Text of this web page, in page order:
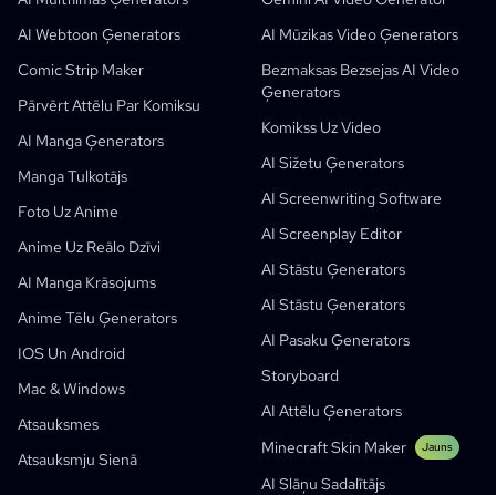
AI Webtoon Ģenerators
Comic Strip Maker
Pārvērt Attēlu Par Komiksu
AI Manga Ģenerators
Manga Tulkotājs
Foto Uz Anime
Anime Uz Reālo Dzīvi
AI Manga Krāsojums
Anime Tēlu Ģenerators
IOS Un Android
Mac & Windows
Atsauksmes
Atsauksmju Sienā
AI Mūzikas Video Ģenerators
Bezmaksas Bezsejas AI Video
Ģenerators
Komikss Uz Video
AI Sižetu Ģenerators
AI Screenwriting Software
AI Screenplay Editor
AI Stāstu Ģenerators
AI Stāstu Ģenerators
AI Pasaku Ģenerators
Storyboard
AI Attēlu Ģenerators
Minecraft Skin Maker
Jauns
AI Slāņu Sadalītājs
Bezmaksas AI Komiksu Ģenerators
AI Manga Studija
Bezmaksas AI Kustību Dizaineris
Video Uz Komiksu
Balss Stāstu Ģenerators
AI Multfilmas Ģenerators
Pārvērt Attēlu Par Komiksu
Pārvērst Attēlu Par Multfilmu
AI Webtoon Ģenerators
AI Manhwa Ģenerators
AI Manga Ģenerators
Social Media Comics
Bible Comic Maker
Skolotāji Un Skolēni
Izglītība
Uzņēmumu
Jaunuzņēmumi
Secīgā Māksla
SHOTDECK
Black Forest Labs
Atkārtot
ElevenLabs
PuppyAgent
Satura Mārketings
Produkta Mārketings
Graph Comics For Dynamic Graphs
Uzņēmumu
AI Rīki Skolotājiem Un Studentiem
AI Video Ģenerators
Bērnu Bilžu Grāmatu Radītājs
AI Pasaku Ģenerators
AI Izglītojošie Komiksi
Ģeneratīvie Darba Procesi
Webtooni